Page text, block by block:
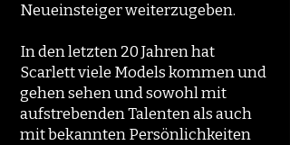
Neueinsteiger weiterzugeben.
In den letzten 20 Jahren hat
Scarlett viele Models kommen und
gehen sehen und sowohl mit
aufstrebenden Talenten als auch
mit bekannten Persönlichkeiten